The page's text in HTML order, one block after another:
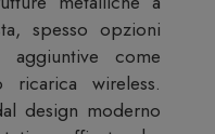
spesso opzioni
aggiuntive come
ricarica wireless.
design moderno